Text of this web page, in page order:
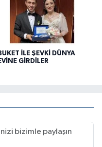
İLE ŞEVKİ DÜNYA
GİRDİLER